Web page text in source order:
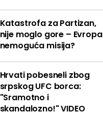
Katastrofa za Partizan,
nije moglo gore – Evropa
nemoguća misija?
Hrvati pobesneli zbog
srpskog UFC borca:
"Sramotno i
skandalozno!" VIDEO